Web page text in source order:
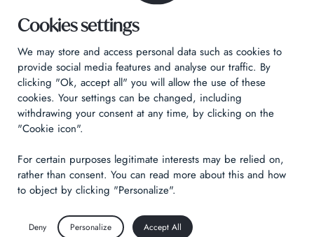
Datenschutzrichtlinie
Rechtliche Hinweise
Technical & Legal informations
Made byIzhak
Cookies settings
We may store and access personal data such as cookies to
provide social media features and analyse our traffic. By
clicking "Ok, accept all" you will allow the use of these
cookies. Your settings can be changed, including
withdrawing your consent at any time, by clicking on the
"Cookie icon".
For certain purposes legitimate interests may be relied on,
rather than consent. You can read more about this and how
to object by clicking "Personalize".
Deny Personalize Accept All